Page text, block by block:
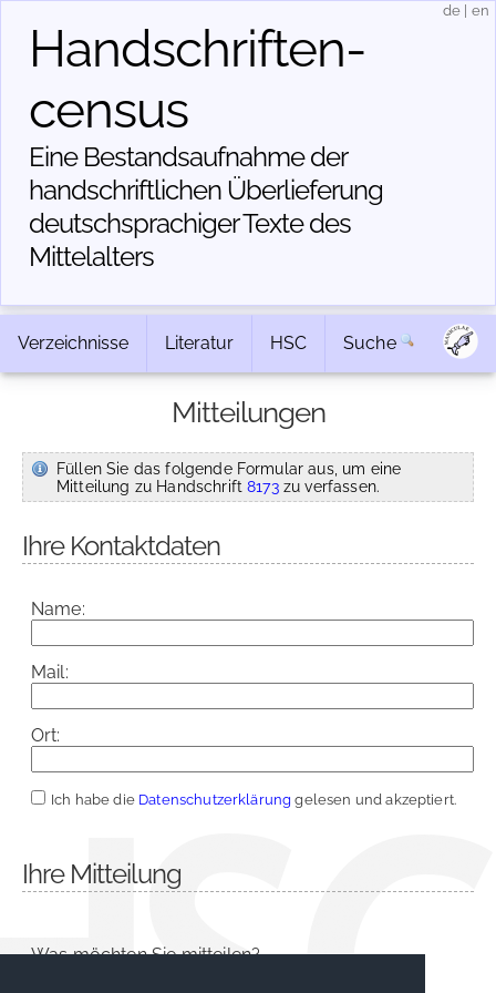
Handschriften­
census
Eine Bestandsaufnahme der
handschriftlichen Über­lieferung
deutschsprachiger Texte des
Mittelalters
de en
Verzeichnisse Literatur HSC Suche
Mitteilungen
Füllen Sie das folgende Formular aus, um eine
Mitteilung zu Handschrift8173zu verfassen.
Ihre Kontaktdaten
Name:
Mail:
Ort:
Ich habe die Datenschutzerklärung gelesen und akzeptiert.
Ihre Mitteilung
Was möchten Sie mitteilen?